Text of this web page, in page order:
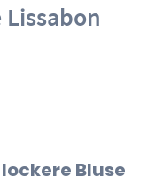
Bluse